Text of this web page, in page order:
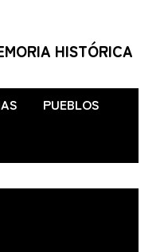
HISTÓRICA
PUEBLOS